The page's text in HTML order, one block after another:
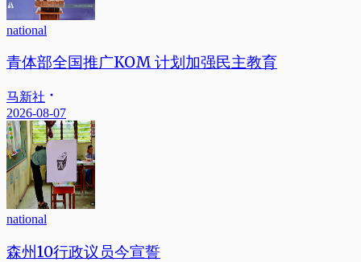
national
青体部全国推广KOM 计划加强民主教育
马新社
2026-08-07
national
森州10行政议员今宣誓